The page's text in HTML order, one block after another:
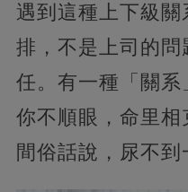
遇到這種上下級
排，不是上司的
任。有一種「關
你不順眼，命里
間俗話說，尿不到